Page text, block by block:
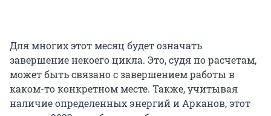
Для многих этот месяц будет означать
завершение некоего цикла. Это, судя по расчетам,
может быть связано с завершением работы в
каком-то конкретном месте. Также, учитывая
наличие определенных энергий и Арканов, этот